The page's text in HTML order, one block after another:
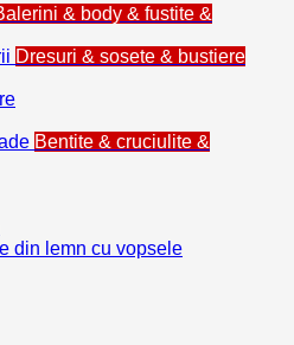
& body & fustite &
Dresuri & sosete & bustiere
Bentite & cruciulite &
din lemn cu vopsele